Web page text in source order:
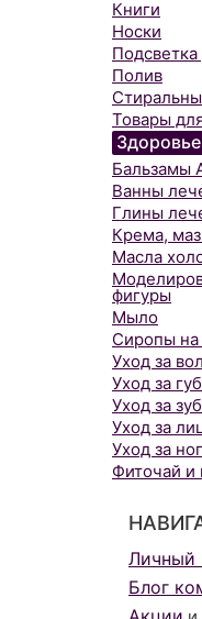
Книги
Носки
Полив
Товары
Бальзамы
Ванны
Глины
Крема,
Масла
фигуры
Мыло
Сиропы на
Уход за
Уход за
Уход за
Уход за
Уход за
Фиточай и
Личный
Блог